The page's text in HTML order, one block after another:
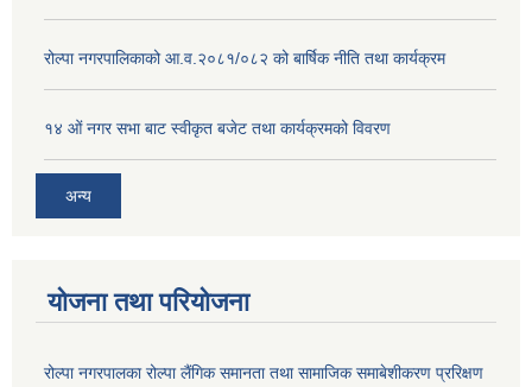
रोल्पा नगरपालिकाको आ.व.२०८१/०८२ को बार्षिक नीति तथा कार्यक्रम
१४ ओं नगर सभा बाट स्वीकृत बजेट तथा कार्यक्रमको विवरण
अन्य
योजना तथा परियोजना
रोल्पा नगरपालका रोल्पा लैंगिक समानता तथा सामाजिक समाबेशीकरण प्ररिक्षण